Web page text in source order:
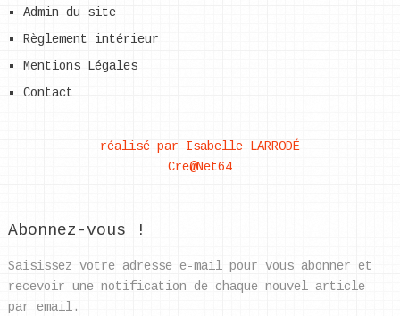
Admin du site
Règlement intérieur
Mentions Légales
Contact
réalisé par Isabelle LARRODÉ
Cre@Net64
Abonnez-vous !
Saisissez votre adresse e-mail pour vous abonner et
recevoir une notification de chaque nouvel article
par email.